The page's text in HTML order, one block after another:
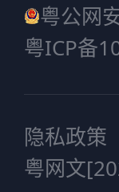
粤公网
粤ICP备
隐私政策
粤网文